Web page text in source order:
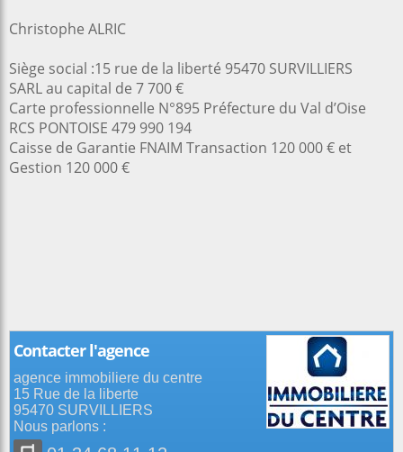
Christophe ALRIC
Siège social :15 rue de la liberté 95470 SURVILLIERS
SARL au capital de 7 700 €
Carte professionnelle N°895 Préfecture du Val d’Oise
RCS PONTOISE 479 990 194
Caisse de Garantie FNAIM Transaction 120 000 € et
Gestion 120 000 €
Contacter l'agence
agence immobiliere du centre
15 Rue de la liberte
95470 SURVILLIERS
Nous parlons :